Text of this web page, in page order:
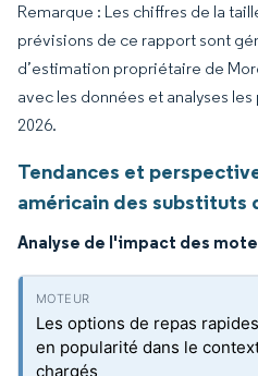
Remarque : Les chiffres de la
prévisions de ce rapport sont
d’estimation propriétaire de
avec les données et analyses
2026.
Tendances et
américain des substituts
Analyse de l'impact des
Les options de repas
en popularité dans le
chargés